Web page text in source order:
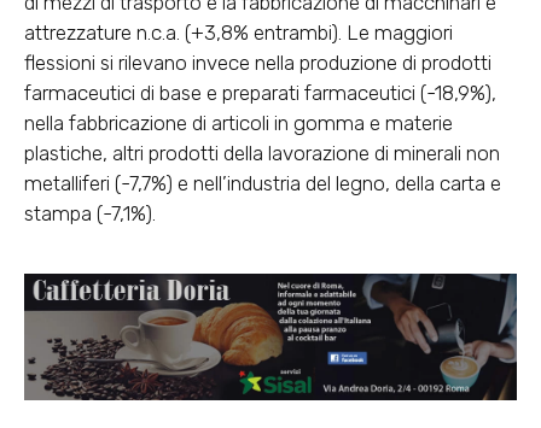
attrezzature n.c.a. (+3,8% entrambi). Le maggiori
flessioni si rilevano invece nella produzione di prodotti
farmaceutici di base e preparati farmaceutici (-18,9%),
nella fabbricazione di articoli in gomma e materie
plastiche, altri prodotti della lavorazione di minerali non
metalliferi (-7,7%) e nell’industria del legno, della carta e
stampa (-7,1%).